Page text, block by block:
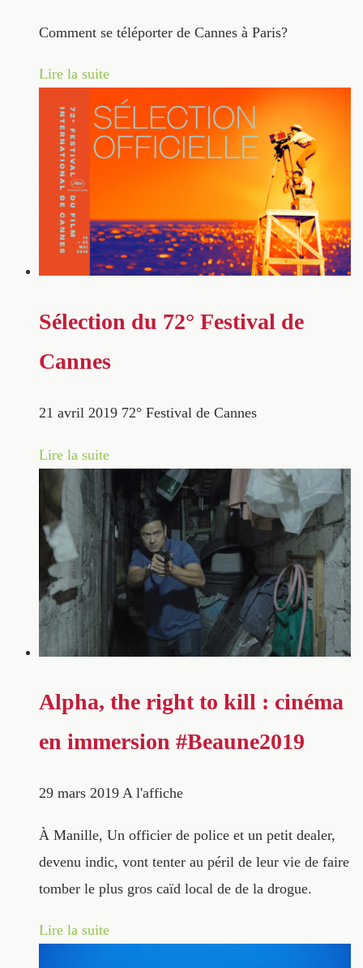
Comment se téléporter de Cannes à Paris?
Lire la suite
Sélection du 72° Festival de
Cannes
21 avril 2019 72° Festival de Cannes
Lire la suite
Alpha, the right to kill : cinéma
en immersion #Beaune2019
29 mars 2019 A l'affiche
À Manille, Un officier de police et un petit dealer,
devenu indic, vont tenter au péril de leur vie de faire
tomber le plus gros caïd local de de la drogue.
Lire la suite